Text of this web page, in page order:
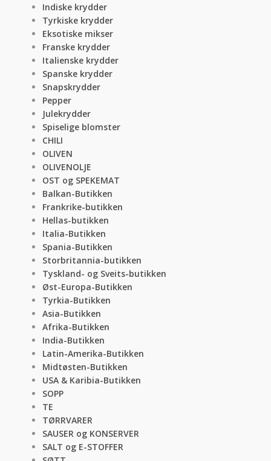
Indiske krydder
Tyrkiske krydder
Eksotiske mikser
Franske krydder
Italienske krydder
Spanske krydder
Snapskrydder
Pepper
Julekrydder
Spiselige blomster
CHILI
OLIVEN
OLIVENOLJE
OST og SPEKEMAT
Balkan-Butikken
Frankrike-butikken
Hellas-butikken
Italia-Butikken
Spania-Butikken
Storbritannia-butikken
Tyskland- og Sveits-butikken
Øst-Europa-Butikken
Tyrkia-Butikken
Asia-Butikken
Afrika-Butikken
India-Butikken
Latin-Amerika-Butikken
Midtøsten-Butikken
USA & Karibia-Butikken
SOPP
TE
TØRRVARER
SAUSER og KONSERVER
SALT og E-STOFFER